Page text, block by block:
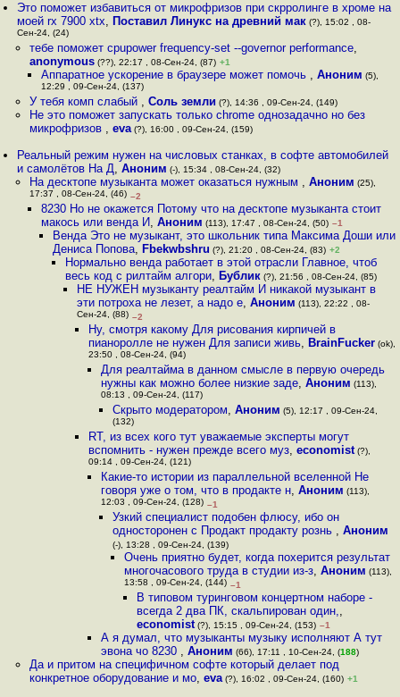
Это поможет избавиться от микрофризов при скрролинге в хроме на
моей rx 7900 xtx, Поставил Линукс на древний мак (?), 15:02 , 08-
Сен-24, (24)
тебе поможет cpupower frequency-set --governor performance,
anonymous(??), 22:17 , 08-Сен-24, (87) +1
Аппаратное ускорение в браузере может помочь , Аноним (5),
12:29 , 09-Сен-24, (137)
У тебя комп слабый , Соль земли (?), 14:36 , 09-Сен-24, (149)
Не это поможет запускать только chrome однозадачно но без
микрофризов , eva(?), 16:00 , 09-Сен-24, (159)
Реальный режим нужен на числовых станках, в софте автомобилей
и самолётов На Д,Аноним (-), 15:34 , 08-Сен-24, (32)
На десктопе музыканта может оказаться нужным , Аноним (25),
17:37 , 08-Сен-24, (46) –2
8230 Но не окажется Потому что на десктопе музыканта стоит
макось или венда И, Аноним (113), 17:47 , 08-Сен-24, (50) –1
Венда Это не музыкант, это школьник типа Максима Доши или
Дениса Попова, Fbekwbshru (?), 21:20 , 08-Сен-24, (83) +2
Нормально венда работает в этой отрасли Главное, чтоб
весь код с рилтайм алгори, Бублик(?), 21:56 , 08-Сен-24, (85)
НЕ НУЖЕН музыканту реалтайм И никакой музыкант в
эти потроха не лезет, а надо е, Аноним (113), 22:22 , 08-
Сен-24, (88) –2
Ну, смотря какому Для рисования кирпичей в
пианоролле не нужен Для записи живь, BrainFucker (ok),
23:50 , 08-Сен-24, (94)
Для реалтайма в данном смысле в первую очередь
нужны как можно более низкие заде, Аноним (113),
08:13 , 09-Сен-24, (117)
Скрыто модератором, Аноним (5), 12:17 , 09-Сен-24,
(132)
RT, из всех кого тут уважаемые эксперты могут
вспомнить - нужен прежде всего муз,economist (?),
09:14 , 09-Сен-24, (121)
Какие-то истории из параллельной вселенной Не
говоря уже о том, что в продакте н, Аноним (113),
12:03 , 09-Сен-24, (128) –1
Узкий специалист подобен флюсу, ибо он
односторонен c Продакт продакту рознь , Аноним
(-), 13:28 , 09-Сен-24, (139)
Очень приятно будет, когда похерится результат
многочасового труда в студии из-з,Аноним (113),
13:58 , 09-Сен-24, (144) –1
В типовом туринговом концертном наборе -
всегда 2 два ПК, скальпирован один,,
economist(?), 15:15 , 09-Сен-24, (153) –1
А я думал, что музыканты музыку исполняют А тут
эвона чо 8230 , Аноним (66), 17:11 , 10-Сен-24, (188)
Да и притом на специфичном софте который делает под
конкретное оборудование и мо, eva(?), 16:02 , 09-Сен-24, (160) +1